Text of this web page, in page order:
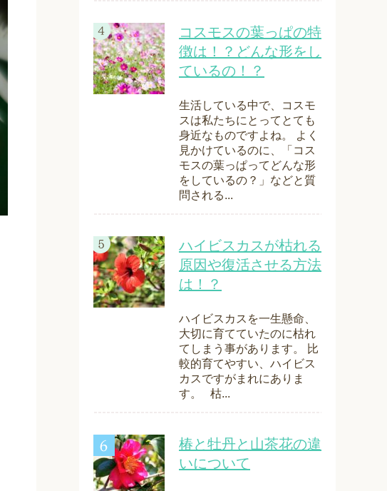
コスモスの葉っぱの特
徴は！？どんな形をし
ているの！？
生活している中で、コスモ
スは私たちにとってとても
身近なものですよね。 よく
見かけているのに、「コス
モスの葉っぱってどんな形
をしているの？」などと質
問される...
ハイビスカスが枯れる
原因や復活させる方法
は！？
ハイビスカスを一生懸命、
大切に育てていたのに枯れ
てしまう事があります。 比
較的育てやすい、ハイビス
カスですがまれにありま
す。 枯...
椿と牡丹と山茶花の違
いについて